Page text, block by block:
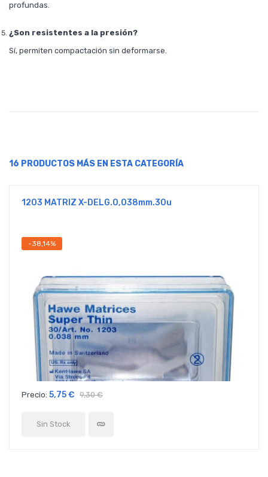
profundas.
¿Son resistentes a la presión?
Sí, permiten compactación sin deformarse.
16 PRODUCTOS MÁS EN ESTA CATEGORÍA
1203 MATRIZ X-DELG.0,038mm.30u
-38,14%
Precio: 5,75 € 9,30 €
Sin Stock